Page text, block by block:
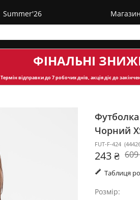
Summer'26
ФІНАЛЬНІ
Термін відправкидо 7 робочих днів, акція діє до
Чорний
FUT-F-424 (
243 ₴
Таблиця
Розмір: